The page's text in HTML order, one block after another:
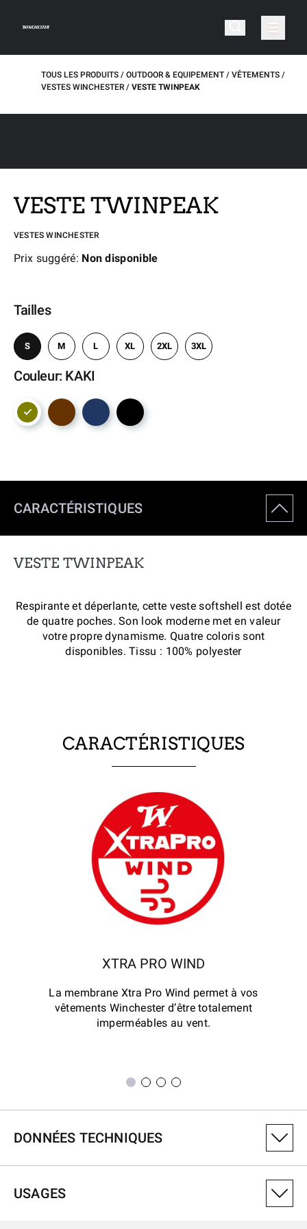
TOUS LES PRODUITS OUTDOOR & EQUIPEMENT
VÊTEMENTS
VESTES WINCHESTER
VESTE TWINPEAK
VESTE TWINPEAK
VESTES WINCHESTER
Prix suggéré: Non disponible
Tailles
S M L XL 2XL 3XL
Couleur: KAKI
CARACTÉRISTIQUES
VESTE TWINPEAK
Respirante et déperlante, cette veste softshell est dotée
de quatre poches. Son look moderne met en valeur
votre propre dynamisme. Quatre coloris sont
disponibles.Tissu : 100% polyester
CARACTÉRISTIQUES
XTRA PRO WIND
La membrane Xtra Pro Wind permet à vos
vêtements Winchester d’être totalement
imperméables au vent.
DONNÉES TECHNIQUES
6041005801
USAGES